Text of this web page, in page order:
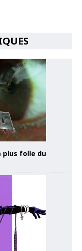
plus folle du